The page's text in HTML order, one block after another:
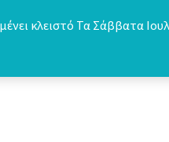
κλειστό Τα Σάββατα